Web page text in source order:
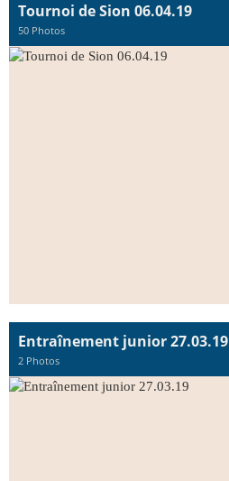
Tournoi de Sion 06.04.19
50 Photos
Entraînement junior 27.03.19
2 Photos